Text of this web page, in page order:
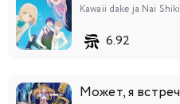
Kawaii dake ja Nai
6.92